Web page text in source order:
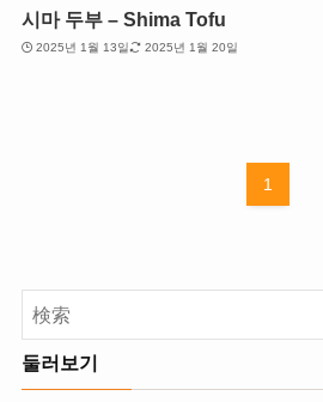
시마 두부 – Shima Tofu
2025년 1월 13일 2025년 1월 20일
1
둘러보기